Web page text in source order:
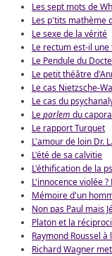
Les sept mots de
Les p'tits mathème
Le sexe de la vérité
Le rectum est-il une
Le Pendule du
Le petit théâtre
Le cas Nietzsche-
Le cas du
Leparlem du
Le rapport Turquet
L'amour de loin Dr. L.
L'été de sa calvitie
L'éthification de la
L'innocence violée
Mémoire d'un
Non pas Paul mais
Platon et la
Raymond Roussel à
Richard Wagner